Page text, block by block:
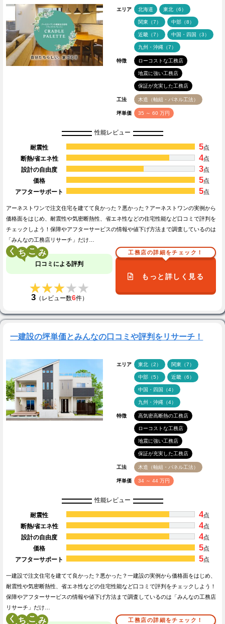
エリア 北海道 東北（6）
関東（7） 中部（8）
近畿（7） 中国・四国（3）
九州・沖縄（7）
特徴 ローコストな工務店
地震に強い工務店
保証が充実した工務店
工法 木造（軸組・パネル工法）
坪単価 35 ～ 60 万円
性能レビュー
耐震性 5点
断熱/省エネ性
4点
設計の自由度
3点
価格
5点
アフターサポート
5点
アーネストワンで注文住宅を建てて良かった？悪かった？アーネストワンの実例から
価格面をはじめ、耐震性や気密断熱性、省エネ性などの住宅性能など口コミで評判を
チェックしよう！保障やアフターサービスの情報や値下げ方法まで調査しているのは
「みんなの工務店リサーチ」だけ…
く こ
口コミによる評判
★★★★★
★★★★★
3（レビュー数6件）
工務店の詳細をチェック！
もっと詳しく見る
一建設の坪単価とみんなの口コミや評判をリサーチ！
エリア 東北（2） 関東（7）
中部（5） 近畿（6）
中国・四国（4）
九州・沖縄（4）
特徴 高気密高断熱の工務店
ローコストな工務店
地震に強い工務店
保証が充実した工務店
工法 木造（軸組・パネル工法）
坪単価 34 ～ 44 万円
性能レビュー
耐震性 4点
断熱/省エネ性
4点
設計の自由度
4点
価格
5点
アフターサポート
5点
一建設で注文住宅を建てて良かった？悪かった？一建設の実例から価格面をはじめ、
耐震性や気密断熱性、省エネ性などの住宅性能など口コミで評判をチェックしよう！
保障やアフターサービスの情報や値下げ方法まで調査しているのは「みんなの工務店
リサーチ」だけ…
く こ 工務店の詳細をチェック！